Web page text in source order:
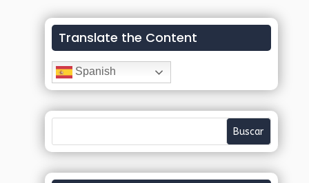
Translate the Content
Spanish